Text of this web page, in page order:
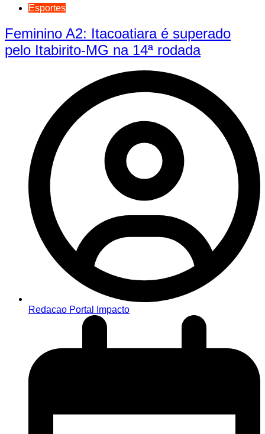
Esportes
Feminino A2: Itacoatiara é superado
pelo Itabirito-MG na 14ª rodada
Redacao Portal Impacto